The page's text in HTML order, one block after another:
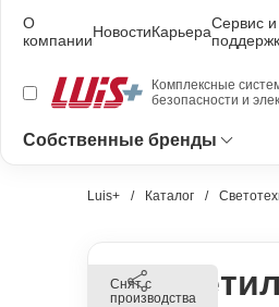
О
компанииНовостиКарьераСервис и
Комплексные
безопасности и
Собственные бренды
Luis+ Каталог
Снят с
производства